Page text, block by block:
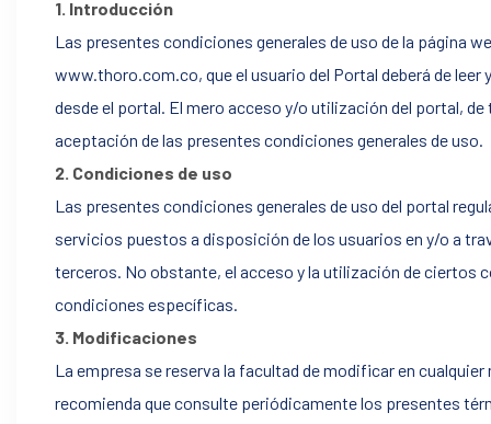
1. Introducción
Las presentes condiciones generales de uso de la página
www.thoro.com.co, que el usuario del Portal deberá de
desde el portal. El mero acceso y/o utilización del portal,
aceptación de las presentes condiciones generales de uso.
2. Condiciones de uso
Las presentes condiciones generales de uso del portal
servicios puestos a disposición de los usuarios en y/o a
terceros. No obstante, el acceso y la utilización de ciertos
condiciones específicas.
3. Modificaciones
La empresa se reserva la facultad de modificar en
recomienda que consulte periódicamente los presentes
Mis
compras